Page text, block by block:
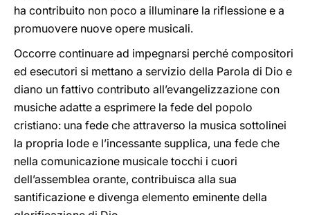
ha contribuito non poco a illuminare la riflessione e a
promuovere nuove opere musicali.
Occorre continuare ad impegnarsi perché compositori
ed esecutori si mettano a servizio della Parola di Dio e
diano un fattivo contributo all’evangelizzazione con
musiche adatte a esprimere la fede del popolo
cristiano: una fede che attraverso la musica sottolinei
la propria lode e l’incessante supplica, una fede che
nella comunicazione musicale tocchi i cuori
dell’assemblea orante, contribuisca alla sua
santificazione e divenga elemento eminente della